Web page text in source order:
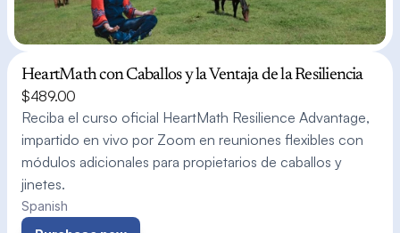
HeartMath con Caballos y la Ventaja de la Resiliencia
$489.00
Reciba el curso oficial HeartMath Resilience Advantage,
impartido en vivo por Zoom en reuniones flexibles con
módulos adicionales para propietarios de caballos y
jinetes.
Spanish